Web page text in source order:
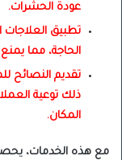
عودة الحشرات.
تطبيق
الحاجة، مما
تقديم النصائح
ذلك توعية
المكان.
مع هذه الخدمات،